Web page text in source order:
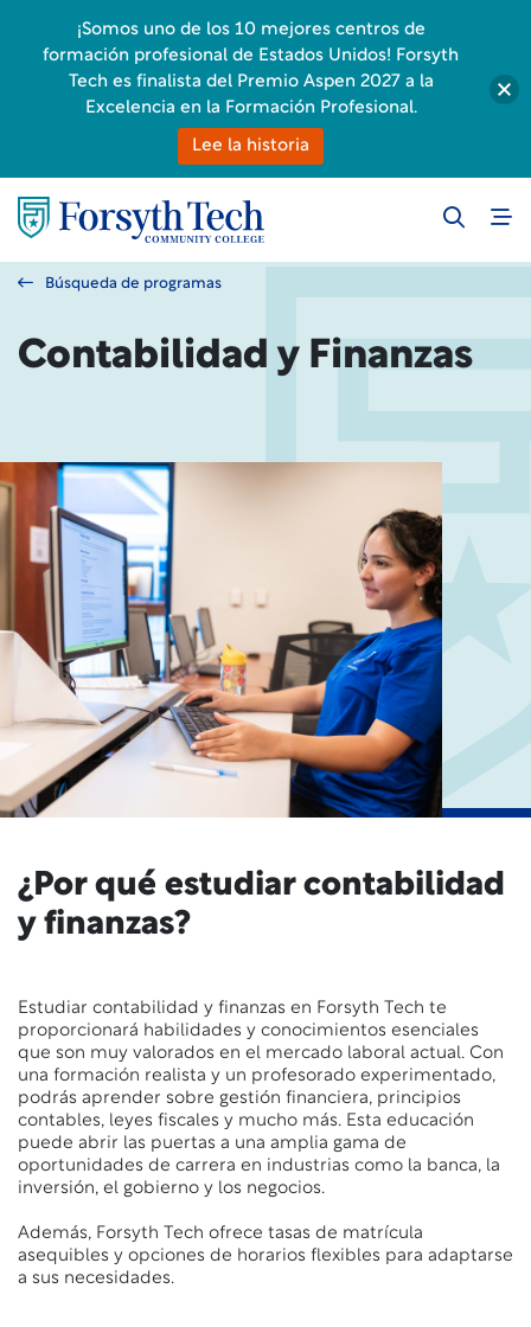
Búsqueda de programas
Contabilidad y Finanzas
¿Por qué estudiar contabilidad
y finanzas?
Estudiar contabilidad y finanzas en Forsyth Tech te
proporcionará habilidades y conocimientos esenciales
que son muy valorados en el mercado laboral actual. Con
una formación realista y un profesorado experimentado,
podrás aprender sobre gestión financiera, principios
contables, leyes fiscales y mucho más. Esta educación
puede abrir las puertas a una amplia gama de
oportunidades de carrera en industrias como la banca, la
inversión, el gobierno y los negocios.
Además, Forsyth Tech ofrece tasas de matrícula
asequibles y opciones de horarios flexibles para adaptarse
a sus necesidades.
¡Somos uno de los 10 mejores centros de
formación profesional de Estados Unidos! Forsyth
Tech es finalista del Premio Aspen 2027 a la
Excelencia en la Formación Profesional.
Lee la historia